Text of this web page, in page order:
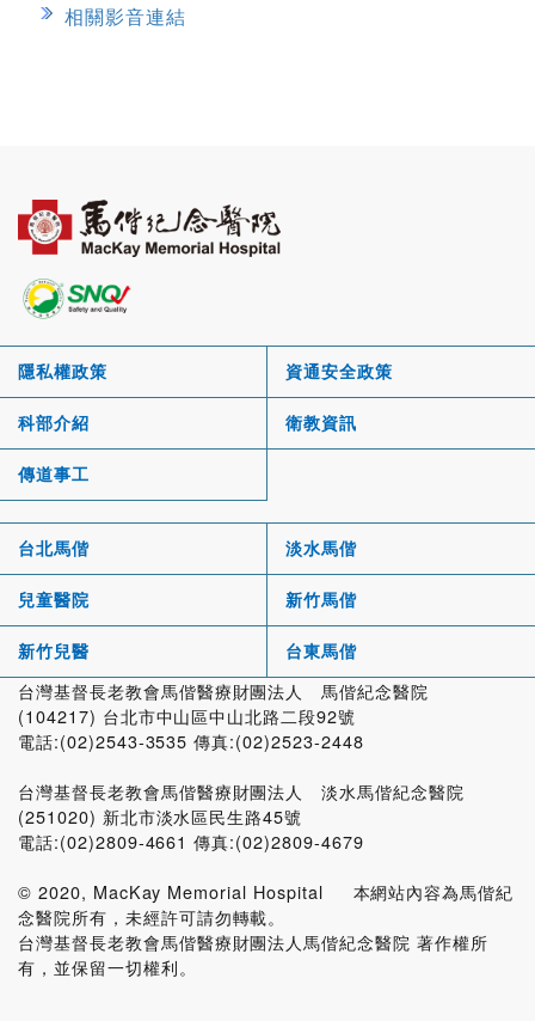
相關影音連結
隱私權政策 資通安全政策
科部介紹 衛教資訊
傳道事工
台北馬偕 淡水馬偕
兒童醫院 新竹馬偕
新竹兒醫 台東馬偕
台灣基督長老教會馬偕醫療財團法人 馬偕紀念醫院
(104217) 台北市中山區中山北路二段92號
電話:(02)2543-3535 傳真:(02)2523-2448
台灣基督長老教會馬偕醫療財團法人 淡水馬偕紀念醫院
(251020) 新北市淡水區民生路45號
電話:(02)2809-4661 傳真:(02)2809-4679
© 2020, MacKay Memorial Hospital 本網站內容為馬偕紀
念醫院所有，未經許可請勿轉載。
台灣基督長老教會馬偕醫療財團法人馬偕紀念醫院 著作權所
有，並保留一切權利。